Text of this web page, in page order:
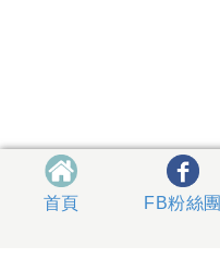
首頁 FB粉絲團